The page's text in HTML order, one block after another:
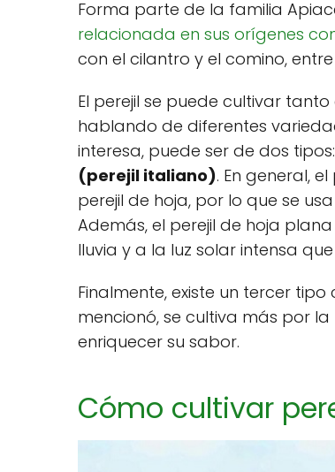
Forma parte de la familia
relacionada en sus orígenes
con el cilantro y el comino,
El perejil se puede cultivar
hablando de diferentes
interesa, puede ser de dos
(perejil italiano). En general,
perejil de hoja, por lo que se
Además, el perejil de hoja
lluvia y a la luz solar intensa
Finalmente, existe un tercer
mencionó, se cultiva más por
enriquecer su sabor.
Cómo cultivar